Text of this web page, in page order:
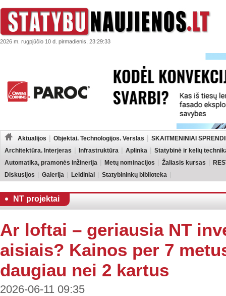
2026 m. rugpjūčio 10 d. pirmadienis, 23:29:33
Aktualijos Objektai. Technologijos. Verslas
SKAITMENINIAI
Architektūra. Interjeras
Infrastruktūra Aplinka
Statybinė ir kelių
Automatika, pramonės inžinerija
Metų nominacijos Žaliasis kursas
Diskusijos
Galerija Leidiniai Statybininkų biblioteka
NT projektai
Ar loftai – geriausia NT
aisiais? Kainos per 7
daugiau nei 2 kartus
2026-06-11 09:35